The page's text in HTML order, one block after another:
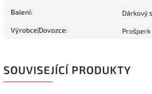
Balení: Dárkový
Výrobce|Dovozce: Prošperk
SOUVISEJÍCÍ PRODUKTY